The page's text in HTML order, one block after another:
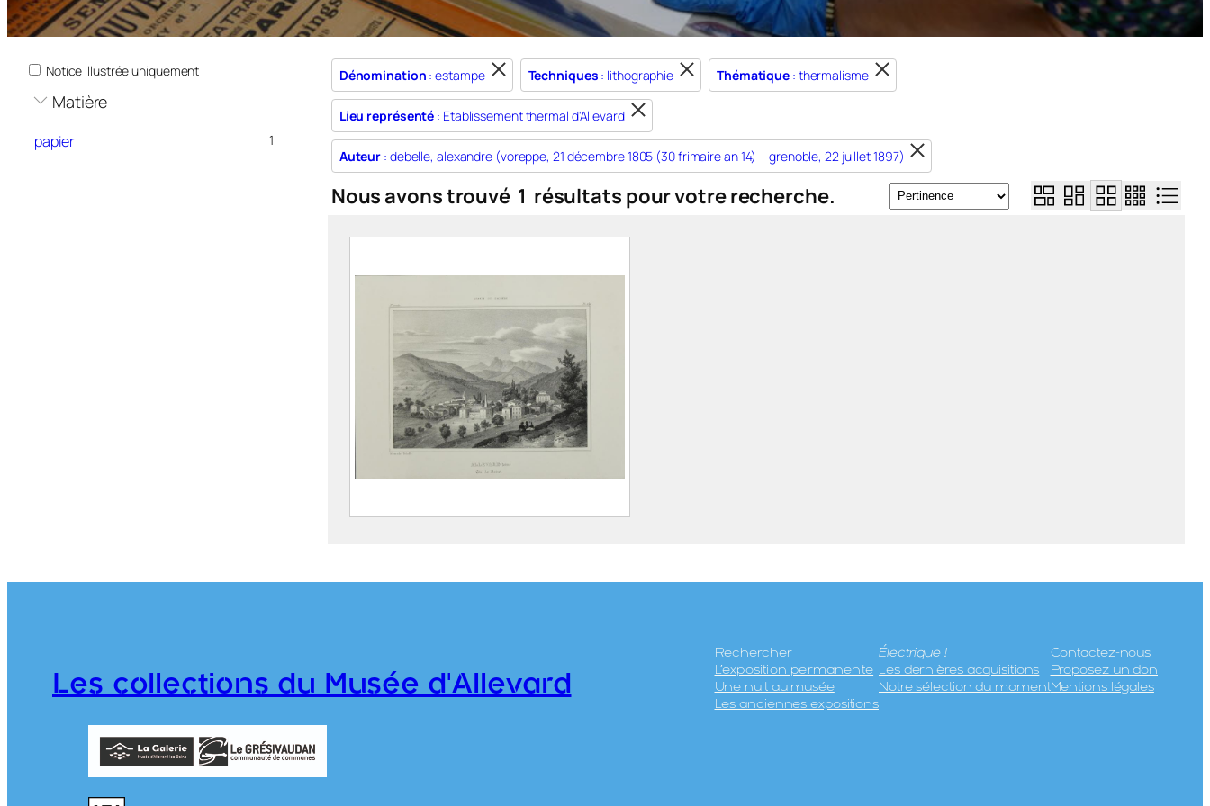
Notice illustrée uniquement
Matière
papier 1
Dénomination : estampe Techniques : lithographie Thématique : thermalisme
Lieu représenté : Etablissement thermal d'Allevard
Auteur : debelle, alexandre (voreppe, 21 décembre 1805 (30 frimaire an 14) – grenoble, 22 juillet 1897)
Nous avons trouvé 1 résultats pour votre recherche.
Album du Dauphiné. Allevard
Grenoble, 22 juillet 1897)
Les collections du Musée d'Allevard
Rechercher
L’exposition permanente
Une nuit au musée
Les anciennes expositions
Électrique !
Les dernières acquisitions
Notre sélection du moment
Contactez-nous
Proposez un don
Mentions légales